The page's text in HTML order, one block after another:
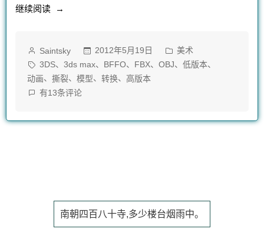
继续阅读“3ds
动
画
导
模
型
作
者：
Saintsky 2012年5月19日
发
布
美术
标
签：
3DS、 3ds max、 BFFO、 FBX、 OBJ、 低版本、
动画、 撕裂、 模型、 转换、 高版本
3ds
动
式，
有13条评论
Copyright © 2011 - 2025 Saintsky
南朝四百八十寺,多少楼台烟雨中。